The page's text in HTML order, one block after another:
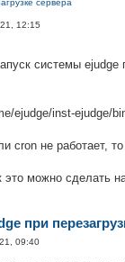
12:15
системы ejudge
ejudge/inst-ejudge/
cron не работает,
это можно сделать
при
09:40